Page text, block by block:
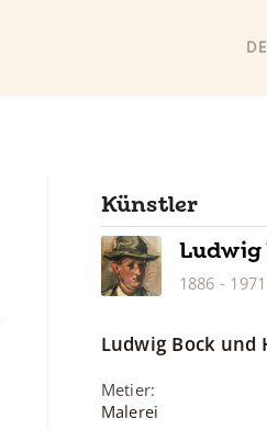
Künstler
Ludwig
1886 - 1971
Ludwig Bock und
Metier:
Malerei